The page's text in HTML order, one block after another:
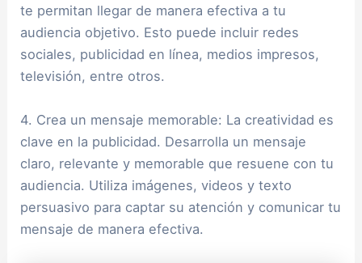
te permitan llegar de manera efectiva a tu
audiencia objetivo. Esto puede incluir redes
sociales, publicidad en línea, medios impresos,
televisión, entre otros.
4. Crea un mensaje memorable: La creatividad es
clave en la publicidad. Desarrolla un mensaje
claro, relevante y memorable que resuene con tu
audiencia. Utiliza imágenes, videos y texto
persuasivo para captar su atención y comunicar tu
mensaje de manera efectiva.